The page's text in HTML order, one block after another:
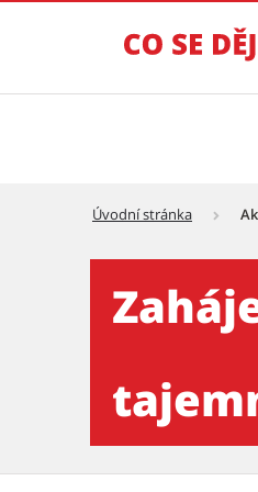
Zahájení
Úvodní stránka